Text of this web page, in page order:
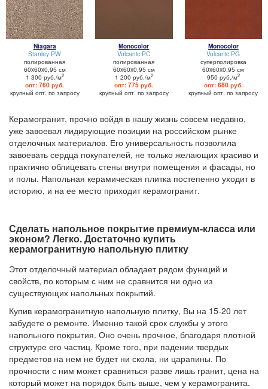
Niagara
Stanley PW
полированная
60x60x0,95 см
1 300 руб./м2
опт: 760 руб.
крупный опт: по запросу
Monocolor
Volcanic PC
полированная
60x60x0,95 см
1 200 руб./м2
опт: 775 руб.
крупный опт: по запросу
Monocolor
Volcanic PG
суперполировка
60x60x0,95 см
950 руб./м2
опт: 680 руб.
крупный опт: по запросу
Керамогранит, прочно войдя в нашу жизнь совсем недавно,
уже завоевал лидирующие позиции на российском рынке
отделочных материалов. Его универсальность позволила
завоевать сердца покупателей, не только желающих красиво и
практично облицевать стены внутри помещения и фасады, но
и полы. Напольная керамическая плитка постепенно уходит в
историю, и на ее место приходит керамогранит.
Сделать напольное покрытие премиум-класса или
эконом? Легко. Достаточно купить
керамогранитную напольную плитку
Этот отделочный материал обладает рядом функций и
свойств, по которым с ним не сравнится ни одно из
существующих напольных покрытий.
Купив керамогранитную напольную плитку, Вы на 15-20 лет
забудете о ремонте. Именно такой срок службы у этого
напольного покрытия. Оно очень прочное, благодаря плотной
структуре его частиц. Кроме того, при падении твердых
предметов на нем не будет ни скола, ни царапины. По
прочности с ним может сравниться разве лишь гранит, цена на
который может на порядок быть выше, чем у керамогранита.